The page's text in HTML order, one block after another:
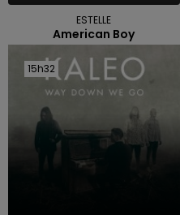
ESTELLE
American Boy
15h32
15h32